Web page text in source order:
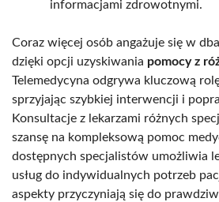
informacjami zdrowotnymi.
Coraz więcej osób angażuje się w
dzięki opcji uzyskiwania pomocy z
Telemedycyna odgrywa kluczową
sprzyjając szybkiej interwencji i
Konsultacje z lekarzami różnych
szansę na kompleksową pomoc
dostępnych specjalistów umożliwia
usług do indywidualnych potrzeb
aspekty przyczyniają się do